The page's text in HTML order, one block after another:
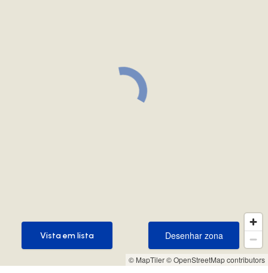
© MapTiler© OpenStreetMap contributors
Desenhar zona
Desenhar zona
Vista em lista
Vista em lista